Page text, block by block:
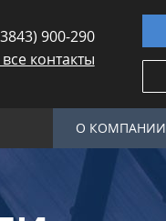
900-290
контакты
О КОМПАНИИ